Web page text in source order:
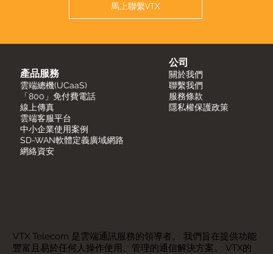
馬上聯繫VTX
VTX Telecom 是雲端通訊服務的領導者。 我們旨在提供功能
豐富且易於任何人操作使用、管理的通信解決方案。 VTX的
產品服務
雲端總機(UCaaS)
「800」免付費電話
線上傳真
​雲端客服平台
中小企業使用案例
SD-WAN軟體定義廣域網路
網絡資安
公司
關於我們
聯繫我們
服務條款
隱私權保護政策